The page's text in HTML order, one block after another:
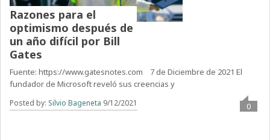
Razones para el
optimismo después de
un año difícil por Bill
Gates
Fuente: https://www.gatesnotes.com 7 de Diciembre de 2021 El
fundador de Microsoft reveló sus creencias y
Posted by: Silvio Bageneta 9/12/2021 0